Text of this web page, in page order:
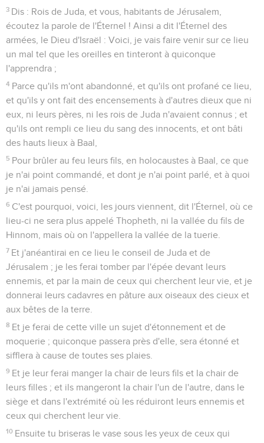
3 Dis : Rois de Juda, et vous, habitants de Jérusalem,
écoutez la parole de l'Éternel ! Ainsi a dit l'Éternel des
armées, le Dieu d'Israël : Voici, je vais faire venir sur ce lieu
un mal tel que les oreilles en tinteront à quiconque
l'apprendra ;
4 Parce qu'ils m'ont abandonné, et qu'ils ont profané ce lieu,
et qu'ils y ont fait des encensements à d'autres dieux que ni
eux, ni leurs pères, ni les rois de Juda n'avaient connus ; et
qu'ils ont rempli ce lieu du sang des innocents, et ont bâti
des hauts lieux à Baal,
5 Pour brûler au feu leurs fils, en holocaustes à Baal, ce que
je n'ai point commandé, et dont je n'ai point parlé, et à quoi
je n'ai jamais pensé.
6 C'est pourquoi, voici, les jours viennent, dit l'Éternel, où ce
lieu-ci ne sera plus appelé Thopheth, ni la vallée du fils de
Hinnom, mais où on l'appellera la vallée de la tuerie.
7 Et j'anéantirai en ce lieu le conseil de Juda et de
Jérusalem ; je les ferai tomber par l'épée devant leurs
ennemis, et par la main de ceux qui cherchent leur vie, et je
donnerai leurs cadavres en pâture aux oiseaux des cieux et
aux bêtes de la terre.
8 Et je ferai de cette ville un sujet d'étonnement et de
moquerie ; quiconque passera près d'elle, sera étonné et
sifflera à cause de toutes ses plaies.
9 Et je leur ferai manger la chair de leurs fils et la chair de
leurs filles ; et ils mangeront la chair l'un de l'autre, dans le
siège et dans l'extrémité où les réduiront leurs ennemis et
ceux qui cherchent leur vie.
10 Ensuite tu briseras le vase sous les yeux de ceux qui